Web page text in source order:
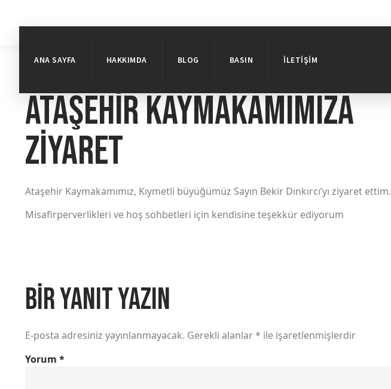
ANA SAYFA HAKKIMDA BLOG BASIN İLETIŞIM
Ataşehir Kaymakamımıza
Ziyaret
Ataşehir Kaymakamımız, Kıymetli büyüğümüz Sayın Bekir Dınkırcı’yı ziyaret ettim.
Misafirperverlikleri ve hoş sohbetleri için kendisine teşekkür ediyorum
Bir yanıt yazın
E-posta adresiniz yayınlanmayacak. Gerekli alanlar* ile işaretlenmişlerdir
Yorum *